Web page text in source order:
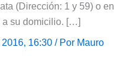
(Dirección: 1 y 59) o en
a su domicilio. […]
16:30 / Por Mauro